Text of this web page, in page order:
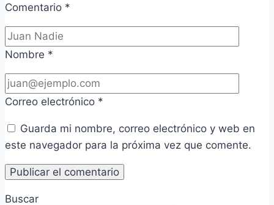
Comentario *
Nombre *
Correo electrónico *
Guarda mi nombre, correo electrónico y web en
este navegador para la próxima vez que comente.
Buscar